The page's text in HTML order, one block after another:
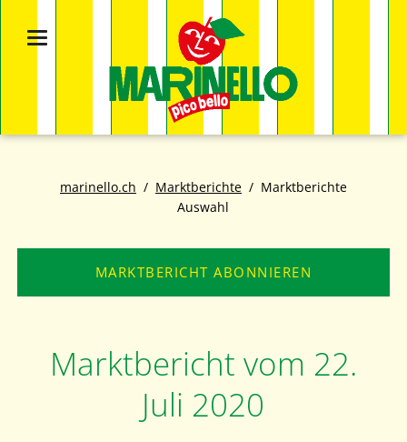
marinello.ch Marktberichte
Marktberichte
Auswahl
MARKTBERICHT ABONNIEREN
Marktbericht vom 22.
Juli 2020